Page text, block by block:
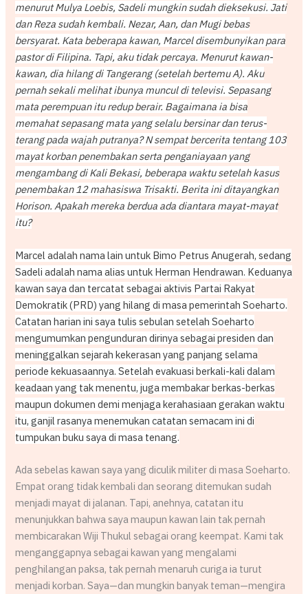
menurut Mulya Loebis, Sadeli mungkin sudah dieksekusi. Jati
dan Reza sudah kembali. Nezar, Aan, dan Mugi bebas
bersyarat. Kata beberapa kawan, Marcel disembunyikan para
pastor di Filipina. Tapi, aku tidak percaya. Menurut kawan-
kawan, dia hilang di Tangerang (setelah bertemu A). Aku
pernah sekali melihat ibunya muncul di televisi. Sepasang
mata perempuan itu redup berair. Bagaimana ia bisa
memahat sepasang mata yang selalu bersinar dan terus-
terang pada wajah putranya? N sempat bercerita tentang 103
mayat korban penembakan serta penganiayaan yang
mengambang di Kali Bekasi, beberapa waktu setelah kasus
penembakan 12 mahasiswa Trisakti. Berita ini ditayangkan
Horison. Apakah mereka berdua ada diantara mayat-mayat
itu?
Marcel adalah nama lain untuk Bimo Petrus Anugerah, sedang
Sadeli adalah nama alias untuk Herman Hendrawan. Keduanya
kawan saya dan tercatat sebagai aktivis Partai Rakyat
Demokratik (PRD) yang hilang di masa pemerintah Soeharto.
Catatan harian ini saya tulis sebulan setelah Soeharto
mengumumkan pengunduran dirinya sebagai presiden dan
meninggalkan sejarah kekerasan yang panjang selama
periode kekuasaannya. Setelah evakuasi berkali-kali dalam
keadaan yang tak menentu, juga membakar berkas-berkas
maupun dokumen demi menjaga kerahasiaan gerakan waktu
itu, ganjil rasanya menemukan catatan semacam ini di
tumpukan buku saya di masa tenang.
Ada sebelas kawan saya yang diculik militer di masa Soeharto.
Empat orang tidak kembali dan seorang ditemukan sudah
menjadi mayat di jalanan. Tapi, anehnya, catatan itu
menunjukkan bahwa saya maupun kawan lain tak pernah
membicarakan Wiji Thukul sebagai orang keempat. Kami tak
menganggapnya sebagai kawan yang mengalami
penghilangan paksa, tak pernah menaruh curiga ia turut
menjadi korban. Saya—dan mungkin banyak teman—mengira